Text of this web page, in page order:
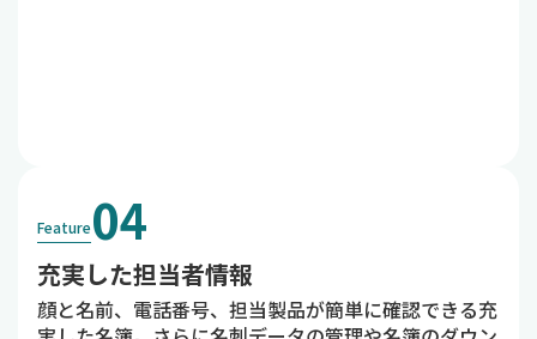
Feature04
充実した担当者情報
顔と名前、電話番号、担当製品が簡単に確認できる充